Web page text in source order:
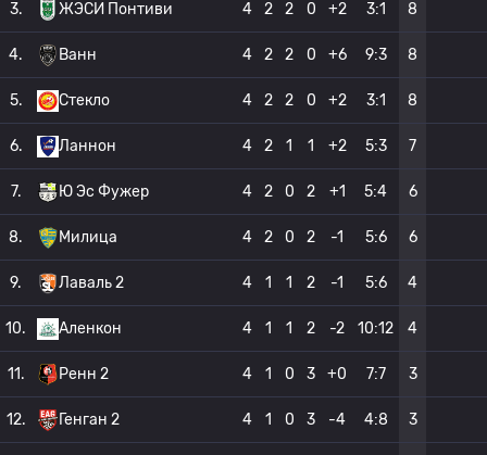
3. ЖЭСИ Понтиви 4 2 2 0 +2 3:1 8
4. Ванн 4 2 2 0 +6 9:3 8
5. Стекло 4 2 2 0 +2 3:1 8
6. Ланнон 4 2 1 1 +2 5:3 7
7. Ю Эс Фужер 4 2 0 2 +1 5:4 6
8. Милица 4 2 0 2 -1 5:6 6
9. Лаваль 2 4 1 1 2 -1 5:6 4
10. Аленкон 4 1 1 2 -2 10:12 4
11. Ренн 2 4 1 0 3 +0 7:7 3
12. Генган 2 4 1 0 3 -4 4:8 3